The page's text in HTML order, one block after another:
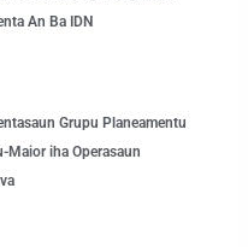
An Ba IDN
Grupu Planeamentu
Maior iha Operasaun